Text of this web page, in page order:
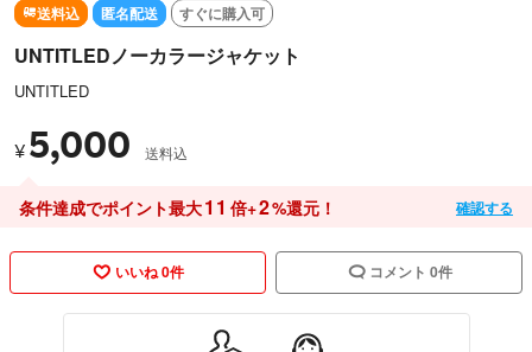
送料込 匿名配送 すぐに購入可
UNTITLEDノーカラージャケット
UNTITLED
¥ 5,000 送料込
条件達成でポイント最大11 倍+2%還元！ 確認する
いいね 0件 コメント 0件